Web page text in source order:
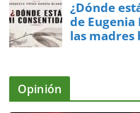
¿Dónde
de Eugenia
las madres
Opinión